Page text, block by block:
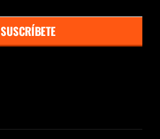
SUSCRÍBETE